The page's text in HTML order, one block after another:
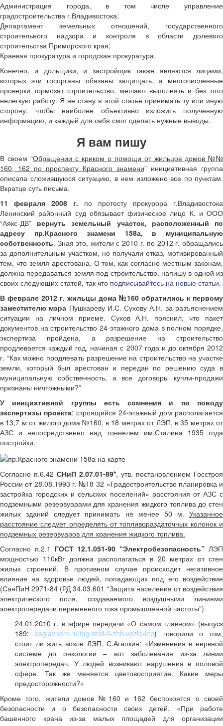
Администрация города, в том числе управление
градостроительства г.Владивостока;
Департамент земельных отношений, государственного
строительного надзора и контроля в области долевого
строительства Приморского края;
Краевая прокуратура и городская прокуратура.
Конечно, и дольщики, и застройщик также являются лицами,
которых эти госорганы обязаны защищать, а многочисленные
проверки тормозят строительство, мешают выполнять и без того
нелегкую работу. Я не стану в этой статье принимать ту или иную
сторону, чтобы наиболее объективно изложить полученную
информацию, и каждый для себя смог сделать нужные выводы.
Я вам пишу
В своем “Обращении с криком о помощи от жильцов домов №№
160, 162 по проспекту Красного знамени” инициативная группа
описала сложившуюся ситуацию, в нем изложено все по пунктам.
Вкратце суть письма.
11 февраля 2008 г. по протесту прокурора г.Владивостока
Ленинский районный суд обязывает физическое лицо К. и ООО
“Аякс-ДВ” вернуть земельный участок, расположенный по
адресу пр.Красного знамени 158а, в муниципальную
собственность. Зная это, жители с 2010 г. по 2012 г. обращались
за дополнительным участком, но получали отказ, мотивированный
тем, что земля арестована. О том, как согласно местным законам,
должна передаваться земля под строительство, напишу в одной из
своих следующих статей, так что подписывайтесь на новые статьи.
В феврале 2012 г. жильцы дома №160 обратились к первому
заместителю мэра Пушкареву И.С. Сухову А.Н. за разъяснением
ситуации на личном приеме. Сухов А.Н. пояснил, что пакет
документов на строительство 24-этажного дома в полном порядке,
экспертиза пройдена, а разрешение на строительство
продлевается каждый год, начиная с 2007 года и до октября 2012
г. “Как можно продлевать разрешение на строительство на участке
земли, который был арестован и передан по решению суда в
муниципальную собственность, а все договоры купли-продажи
признаны ничтожными?”
У инициативной группы есть сомнения и по поводу
экспертизы проекта: строящийся 24-этажный дом располагается
в 13,7 м от жилого дома №160, в 18 метрах от ЛЭП, в 35 метрах от
АЗС и непосредственно над тоннелем им.Сталина 1935 года
постройки.
Согласно п.6.42 СНиП 2.07.01-89*, утв. постановлением Госстроя
России от 28.08.1993 г. №18-32 «Градостроительство планировка и
застройка городских и сельских поселений» расстояния от АЗС с
подземными резервуарами для хранения жидкого топлива до стен
жилых зданий следует принимать не менее 50 м. Указанное
расстояние следует определять от топливораздаточных колонок и
подземных резервуаров для хранения жидкого топлива.
Согласно п.2.1 ГОСТ 12.1.051-90 “Электробезопасность” ЛЭП
мощностью 110кВт должна располагаться в 20 метрах от стен
жилых строений. В противном случае происходит негативное
влияние на здоровье людей, попадающих под его воздействие
(СанПиН 2971-84 (РД 34.03.601 “Защита населения от воздействия
электрического поля, создаваемого воздушными линиями
электропередачи переменного тока промышленной частоты”).
24.01.2010 г. в эфире передачи «О самом главном» (выпуск
189:osglavnom.ru/tag/stoit-li-zhit-vozle-lep) говорили о том,
стоит ли жить возле ЛЭП. С.Агапкин: «Изменения в нервной
системе до онкологии – вот заболевания из-за линии
электропередач. У людей возникают нарушения в половой
сфере. Так же меняется цветовосприятие. Какие меры
предосторожности?»
Кроме того, жители домов №160 и 162 беспокоятся о своей
безопасности и о безопасности своих детей. «При работе
башенного крана из-за малых площадей для организации